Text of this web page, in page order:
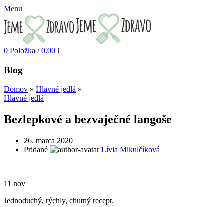
Menu
0 Položka / 0.00 €
Blog
Domov » Hlavné jedlá »
Hlavné jedlá
Bezlepkové a bezvaječné langoše
26. marca 2020
Pridané
Lívia Mikulčíková
11 nov
Jednoduchý, rýchly, chutný recept.